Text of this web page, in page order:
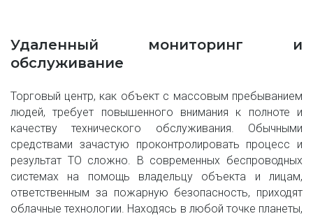
Удаленный мониторинг и
обслуживание
Торговый центр, как объект с массовым пребыванием
людей, требует повышенного внимания к полноте и
качеству технического обслуживания. Обычными
средствами зачастую проконтролировать процесс и
результат ТО сложно. В современных беспроводных
системах на помощь владельцу объекта и лицам,
ответственным за пожарную безопасность, приходят
облачные технологии. Находясь в любой точке планеты,